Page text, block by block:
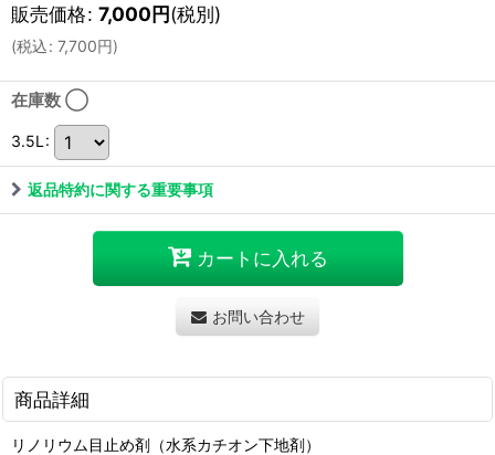
販売価格: 7,000円(税別)
(税込: 7,700円)
在庫数 ◯
3.5L :
返品特約に関する重要事項
カートに入れる
お問い合わせ
商品詳細
リノリウム目止め剤（水系カチオン下地剤）